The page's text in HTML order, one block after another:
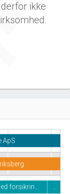
ikke
ApS
forsikrin… ..